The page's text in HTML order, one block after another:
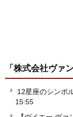
「株式会社ヴァ
12星座のシンボ
15:55